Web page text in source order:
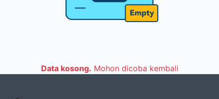
Data kosong. Mohon dicoba kembali